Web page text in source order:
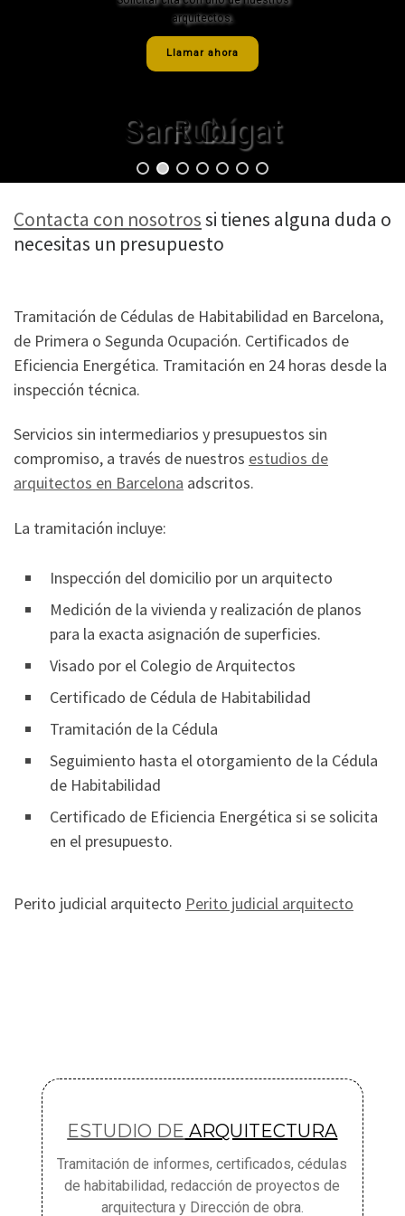
arquitectos.
Llamar ahora
Rubí
arquitectos.
Llamar ahora
Sant Cugat
Contacta con nosotrossi tienes alguna duda o
necesitas un presupuesto
Tramitación de Cédulas de Habitabilidad en Barcelona,
de Primera o Segunda Ocupación. Certificados de
Eficiencia Energética. Tramitación en 24 horas desde la
inspección técnica.
Servicios sin intermediarios y presupuestos sin
compromiso, a través de nuestros estudios de
arquitectos en Barcelona adscritos.
La tramitación incluye:
Inspección del domicilio por un arquitecto
Medición de la vivienda y realización de planos
para la exacta asignación de superficies.
Visado por el Colegio de Arquitectos
Certificado de Cédula de Habitabilidad
Tramitación de la Cédula
Seguimiento hasta el otorgamiento de la Cédula
de Habitabilidad
Certificado de Eficiencia Energética si se solicita
en el presupuesto.
Perito judicial arquitecto Perito judicial arquitecto
ESTUDIO DE ARQUITECTURA
Tramitación de informes, certificados, cédulas
de habitabilidad, redacción de proyectos de
arquitectura y Dirección de obra.